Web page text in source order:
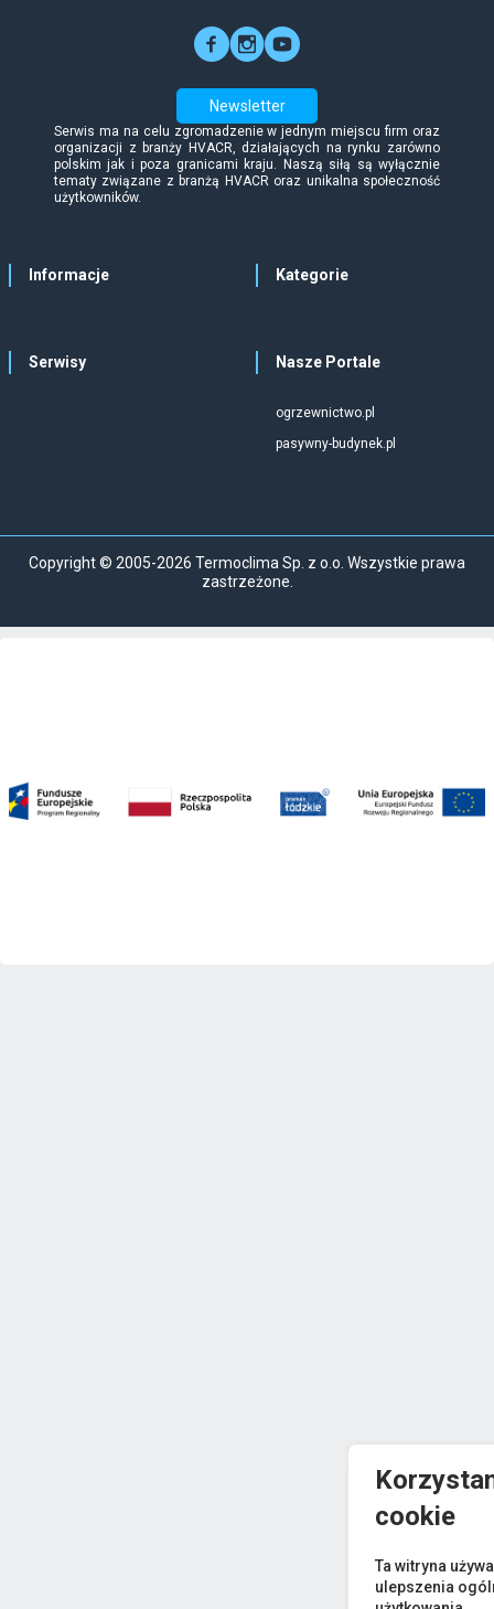
Newsletter
Serwis ma na celu zgromadzenie w jednym miejscu firm oraz
organizacji z branży HVACR, działających na rynku zarówno
polskim jak i poza granicami kraju. Naszą siłą są wyłącznie
tematy związane z branżą HVACR oraz unikalna społeczność
użytkowników.
Informacje Kategorie
Serwisy Nasze Portale
ogrzewnictwo.pl
pasywny-budynek.pl
Copyright © 2005-2026 Termoclima Sp. z o.o. Wszystkie prawa
zastrzeżone.
cookie
Ta witryna
ulepszenia